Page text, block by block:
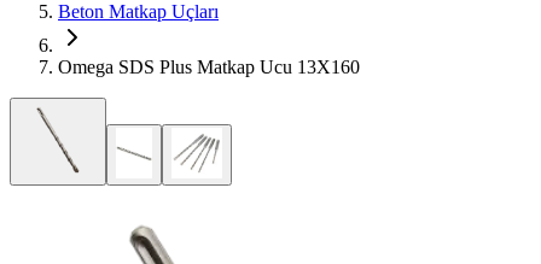
Beton Matkap Uçları
Omega SDS Plus Matkap Ucu 13X160